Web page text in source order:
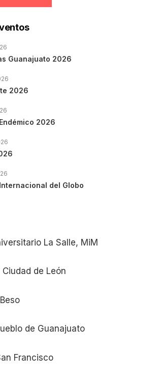
Guanajuato 2026
2026
2026
del Globo
La Salle, MiM
de León
de Guanajuato
Francisco